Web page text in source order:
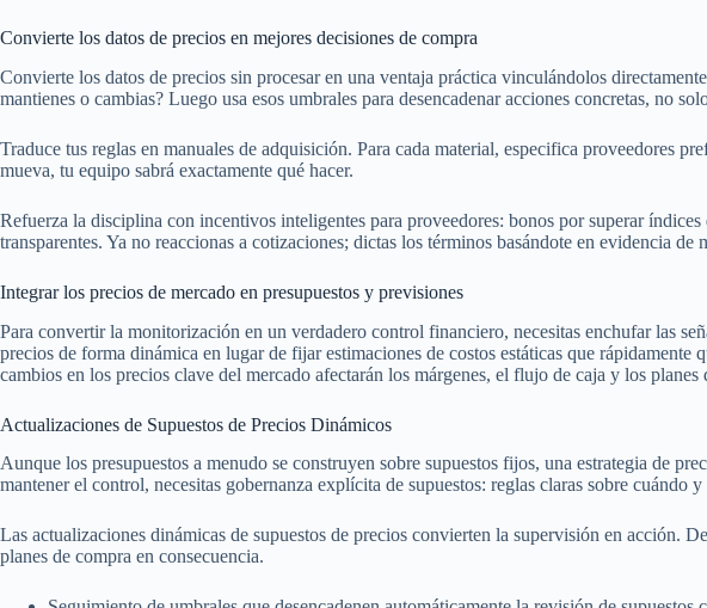
Convierte los datos de precios en mejores decisiones de compra
Convierte los datos de precios sin procesar en una ventaja práctica vinculándolos
mantienes o cambias? Luego usa esos umbrales para desencadenar acciones concretas, no
Traduce tus reglas en manuales de adquisición. Para cada material, especifica proveedores
mueva, tu equipo sabrá exactamente qué hacer.
Refuerza la disciplina con incentivos inteligentes para proveedores: bonos por superar
transparentes. Ya no reaccionas a cotizaciones; dictas los términos basándote en evidencia
Integrar los precios de mercado en presupuestos y previsiones
Para convertir la monitorización en un verdadero control financiero, necesitas enchufar las
precios de forma dinámica en lugar de fijar estimaciones de costos estáticas que rápidamente
cambios en los precios clave del mercado afectarán los márgenes, el flujo de caja y los planes
Actualizaciones de Supuestos de Precios Dinámicos
Aunque los presupuestos a menudo se construyen sobre supuestos fijos, una estrategia de
mantener el control, necesitas gobernanza explícita de supuestos: reglas claras sobre
Las actualizaciones dinámicas de supuestos de precios convierten la supervisión en acción.
planes de compra en consecuencia.